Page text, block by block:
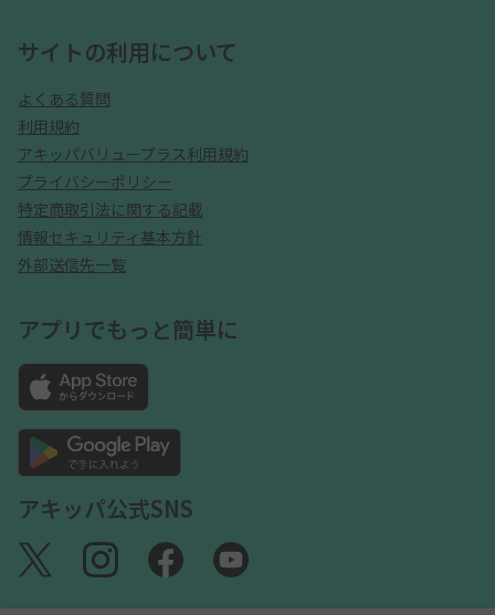
サイトの利用について
よくある質問
利用規約
アキッパバリュープラス利用規約
プライバシーポリシー
特定商取引法に関する記載
情報セキュリティ基本方針
外部送信先一覧
アプリでもっと簡単に
アキッパ公式SNS